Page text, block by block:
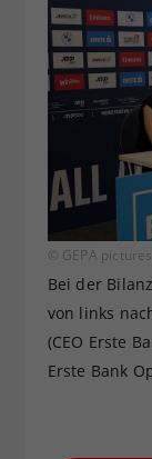
© GEPA
Bei der
von links
(CEO Erste
Erste Bank